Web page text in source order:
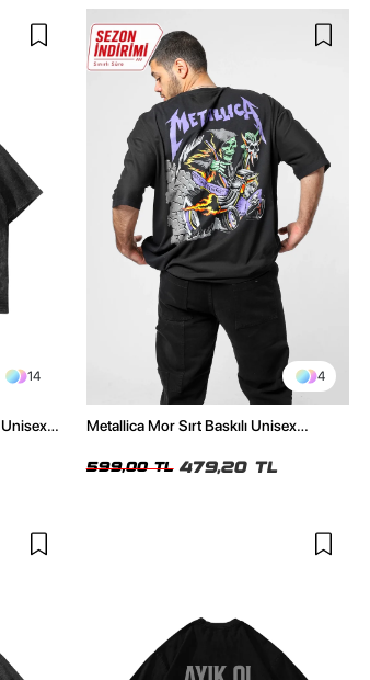
14
Unisex
4
Metallica Mor Sırt Baskılı Unisex
599,00 TL 479,20 TL